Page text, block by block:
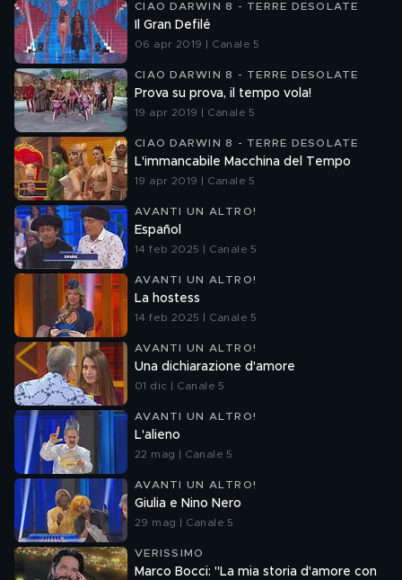
CIAO DARWIN 8 - TERRE DESOLATE
Il Gran Defilé
06 apr 2019 | Canale 5
CIAO DARWIN 8 - TERRE DESOLATE
Prova su prova, il tempo vola!
19 apr 2019 | Canale 5
CIAO DARWIN 8 - TERRE DESOLATE
L'immancabile Macchina del Tempo
19 apr 2019 | Canale 5
AVANTI UN ALTRO!
Español
14 feb 2025 | Canale 5
AVANTI UN ALTRO!
La hostess
14 feb 2025 | Canale 5
AVANTI UN ALTRO!
Una dichiarazione d'amore
01 dic | Canale 5
AVANTI UN ALTRO!
L'alieno
22 mag | Canale 5
AVANTI UN ALTRO!
Giulia e Nino Nero
29 mag | Canale 5
VERISSIMO
Marco Bocci: "La mia storia d'amore con